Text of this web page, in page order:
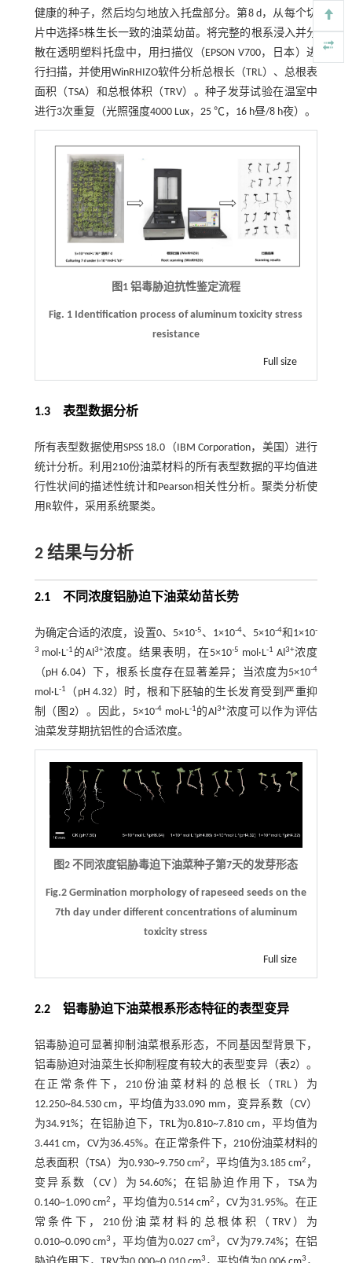
健康的种子，然后均匀地放入托盘部分。第8 d，从每个切
片中选择5株生长一致的油菜幼苗。将完整的根系浸入并分
散在透明塑料托盘中，用扫描仪（EPSON V700，日本）进
行扫描，并使用WinRHIZO软件分析总根长（TRL）、总根表
面积（TSA）和总根体积（TRV）。种子发芽试验在温室中
进行3次重复（光照强度4000 Lux，25 ℃，16 h昼/8 h夜）。
图1 铝毒胁迫抗性鉴定流程
Fig. 1 Identification process of aluminum toxicity stress
resistance
Full size
1.3 表型数据分析
所有表型数据使用SPSS 18.0（IBM Corporation，美国）进行
统计分析。利用210份油菜材料的所有表型数据的平均值进
行性状间的描述性统计和Pearson相关性分析。聚类分析使
用R软件，采用系统聚类。
2 结果与分析
2.1 不同浓度铝胁迫下油菜幼苗长势
为确定合适的浓度，设置0、5×10-5、1×10-4、5×10-4和1×10-
3 mol·L-1 的Al3+浓度。结果表明，在5×10-5 mol·L-1 Al3+浓度
（pH 6.04）下，根系长度存在显著差异；当浓度为5×10-4
mol·L-1
（pH 4.32）时，根和下胚轴的生长发育受到严重抑
制（ 图2）。因此，5×10-4mol·L-1 的Al3+浓度可以作为评估
油菜发芽期抗铝性的合适浓度。
图2 不同浓度铝胁毒迫下油菜种子第7天的发芽形态
Fig.2 Germination morphology of rapeseed seeds on the
7th day under different concentrations of aluminum
toxicity stress
Full size
2.2 铝毒胁迫下油菜根系形态特征的表型变异
铝毒胁迫可显著抑制油菜根系形态，不同基因型背景下，
铝毒胁迫对油菜生长抑制程度有较大的表型变异（表2）。
在正常条件下，210份油菜材料的总根长（TRL）为
12.250~84.530 cm，平均值为33.090 mm，变异系数（CV）
为34.91%；在铝胁迫下，TRL为0.810~7.810 cm，平均值为
3.441 cm，CV为36.45%。在正常条件下，210份油菜材料的
总表面积（TSA）为0.930~9.750 cm2 ，平均值为3.185 cm2 ，
变异系数（CV）为54.60%；在铝胁迫作用下，TSA为
0.140~1.090 cm2 ，平均值为0.514 cm2 ，CV为31.95%。在正
常条件下，210份油菜材料的总根体积（TRV）为
0.010~0.090 cm3 ，平均值为0.027 cm3 ，CV为79.74%；在铝
3 3